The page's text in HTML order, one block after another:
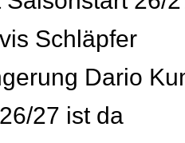
Schläpfer
Dario
27 ist da